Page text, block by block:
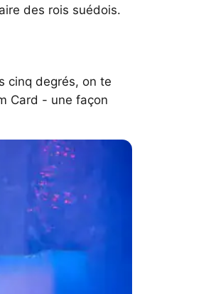
des rois suédois.
cinq degrés, on te
Card - une façon